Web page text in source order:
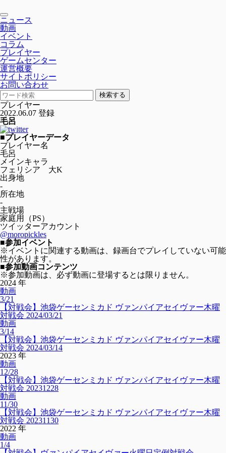
toggle
navigation
ニュース
動画
イベント
コラム
プレイヤー
ゲームセンター
運営概要
サイトポリシー
お問い合わせ
検索する
プレイヤー
2022.06.07 登録
毛呂
■プレイヤーデータ
プレイヤー名
毛呂
メインキャラ
フェリシア 大K
出身地
-
所在地
-
主戦場
家庭用（PS）
ツイッターアカウント
@moropickles
■参加イベント
※イベントに関連する動画は、録画台でプレイしていない可能
性があります。
■参加動画コンテンツ
※参加動画は、必ず動画に登場するとは限りません。
2024 年
動画
3/21
【対戦会】池袋ゲーセンミカド ヴァンパイアセイヴァー木曜
対戦会 2024/03/21
動画
3/14
【対戦会】池袋ゲーセンミカド ヴァンパイアセイヴァー木曜
対戦会 2024/03/14
2023 年
動画
12/28
【対戦会】池袋ゲーセンミカド ヴァンパイアセイヴァー木曜
対戦会 20231228
動画
11/30
【対戦会】池袋ゲーセンミカド ヴァンパイアセイヴァー木曜
対戦会 20231130
2022 年
動画
1/4